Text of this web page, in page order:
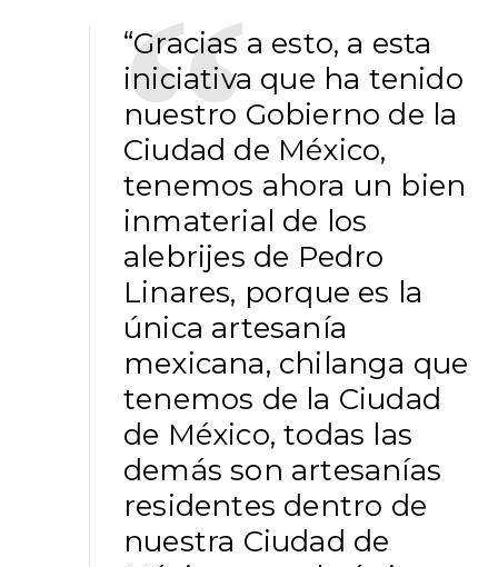
“Gracias a esto, a esta
iniciativa que ha tenido
nuestro Gobierno de la
Ciudad de México,
tenemos ahora un bien
inmaterial de los
alebrijes de Pedro
Linares, porque es la
única artesanía
mexicana, chilanga que
tenemos de la Ciudad
de México, todas las
demás son artesanías
residentes dentro de
nuestra Ciudad de